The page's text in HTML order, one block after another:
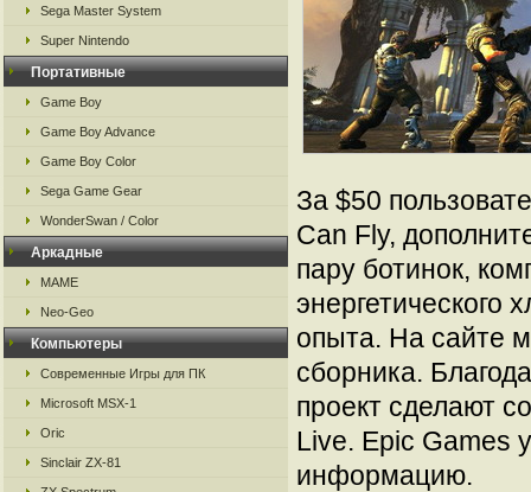
Sega Master System
Super Nintendo
Портативные
Game Boy
Game Boy Advance
Game Boy Color
Sega Game Gear
WonderSwan / Color
Аркадные
MAME
Neo-Geo
Компьютеры
Современные Игры для ПК
Microsoft MSX-1
Oric
Sinclair ZX-81
За $50
Can Fly,
пару ботинок,
энергетического
опыта. На сайте
сборника.
проект сделают
Live. Epic Games
информацию.